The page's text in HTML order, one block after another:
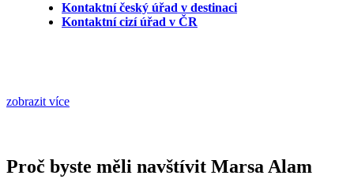
Kontaktní český úřad v destinaci
Kontaktní cizí úřad v ČR
zobrazit více
Proč byste měli navštívit Marsa Alam